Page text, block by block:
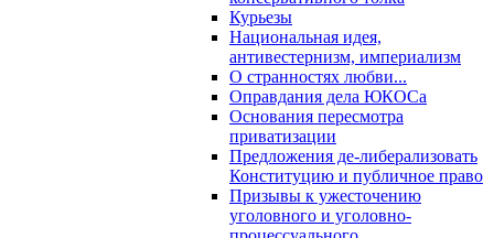
Курьезы
Национальная идея,
антивестернизм, империализм
О странностях любви...
Оправдания дела ЮКОСа
Основания пересмотра
приватизации
Предложения де-либерализовать
Конституцию и публичное право
Призывы к ужесточению
уголовного и уголовно-